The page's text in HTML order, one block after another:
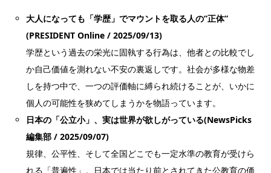
大人になっても「学歴」でマウントを取る人の”正体”
(PRESIDENT Online / 2025/09/13)
学歴という過去の栄光に固執する行為は、他者との比較でし
か自己価値を測れない不安の裏返しです。社会が多様な物差
しを持つ中で、一つの評価軸に縛られ続けることが、いかに
個人の可能性を狭めてしまうかを物語っています。
日本の「公立小」、実は世界が欲しがっている(NewsPicks
編集部 / 2025/09/07)
規律、公平性、そして全国どこでも一定水準の教育が受けら
れる「普遍性」。日本では当たり前とされてきた公教育の価